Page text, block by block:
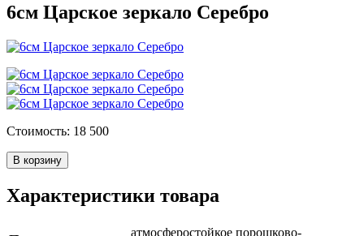
6см Царское зеркало Серебро
Стоимость: 18 500
В корзину
Характеристики товара
атмосферостойкое порошково-